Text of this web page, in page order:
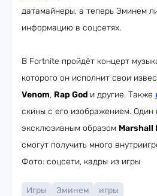
датамайнеры, а теперь Эминем
информацию в соцсетях.
В Fortnite пройдёт концерт
которого он исполнит свои
Venom, Rap God и другие. Также
скины с его изображением. Один
эксклюзивным образом Marshall
смогут получить много
Фото: соцсети, кадры из игры
Игры Эминем игры